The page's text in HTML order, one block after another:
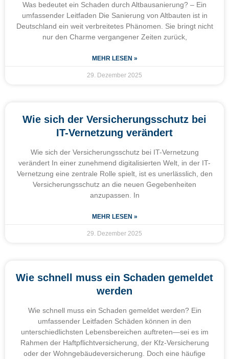
Was bedeutet ein Schaden durch Altbausanierung? – Ein
umfassender Leitfaden Die Sanierung von Altbauten ist in
Deutschland ein weit verbreitetes Phänomen. Sie bringt nicht
nur den Charme vergangener Zeiten zurück,
MEHR LESEN »
29. Dezember 2025
Wie sich der Versicherungsschutz bei
IT-Vernetzung verändert
Wie sich der Versicherungsschutz bei IT-Vernetzung
verändert In einer zunehmend digitalisierten Welt, in der IT-
Vernetzung eine zentrale Rolle spielt, ist es unerlässlich, den
Versicherungsschutz an die neuen Gegebenheiten
anzupassen. In
MEHR LESEN »
29. Dezember 2025
Wie schnell muss ein Schaden gemeldet
werden
Wie schnell muss ein Schaden gemeldet werden? Ein
umfassender Leitfaden Schäden können in den
unterschiedlichsten Lebensbereichen auftreten—sei es im
Rahmen der Haftpflichtversicherung, der Kfz-Versicherung
oder der Wohngebäudeversicherung. Doch eine häufige